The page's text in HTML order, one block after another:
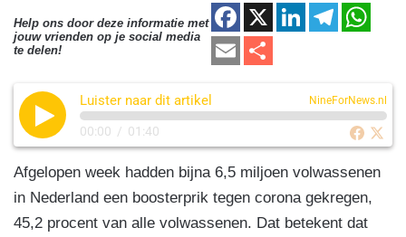
Help ons door deze informatie met
jouw vrienden op je social media
te delen!
F
a
c
e
o
o
k
X
Li
e
n
T
gr
a
m
s
A
p
E
aile
Luister naar dit artikel NineForNews.nl
00:00 / 01:40
Afgelopen week hadden bijna 6,5 miljoen volwassenen
in Nederland een boosterprik tegen corona gekregen,
45,2 procent van alle volwassenen. Dat betekent dat